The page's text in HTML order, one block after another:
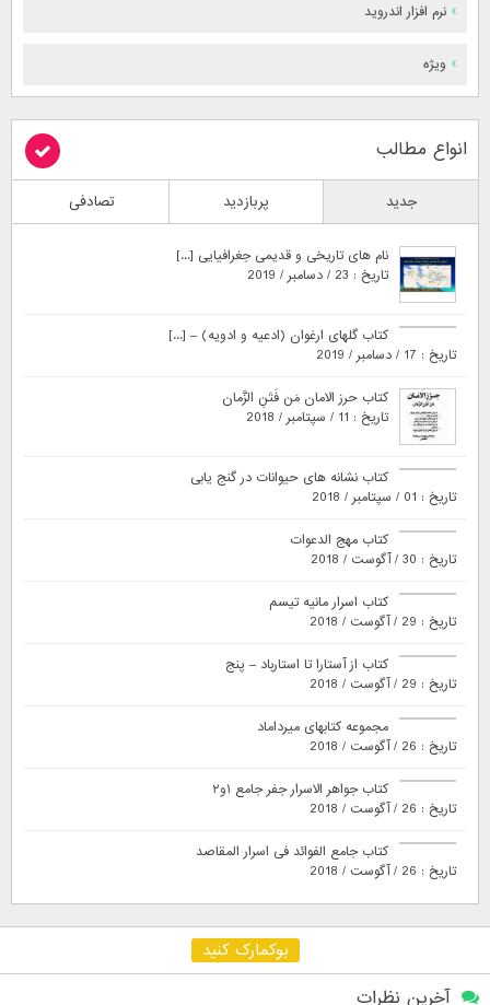
نرم افزار اندروید
ویژه
انواع مطالب
جدید پربازدید تصادفی
نام های تاریخی و قدیمی جغرافیایی [...]
تاریخ : 23 / دسامبر / 2019
کتاب گلهای ارغوان (ادعیه و ادویه) – [...]
تاریخ : 17 / دسامبر / 2019
کتاب حرز الامان مَن فَتَنِ الزَّمان
تاریخ : 11 / سپتامبر / 2018
کتاب نشانه های حیوانات در گنج یابی
تاریخ : 01 / سپتامبر / 2018
کتاب مهج الدعوات
تاریخ : 30 / آگوست / 2018
کتاب اسرار مانیه تیسم
تاریخ : 29 / آگوست / 2018
کتاب از آستارا تا استارباد – پنج
تاریخ : 29 / آگوست / 2018
مجموعه کتابهای میرداماد
تاریخ : 26 / آگوست / 2018
کتاب جواهر الاسرار جفر جامع ۱و۲
تاریخ : 26 / آگوست / 2018
کتاب جامع الفوائد فی اسرار المقاصد
تاریخ : 26 / آگوست / 2018
بوکمارک کنید
آخرین نظرات